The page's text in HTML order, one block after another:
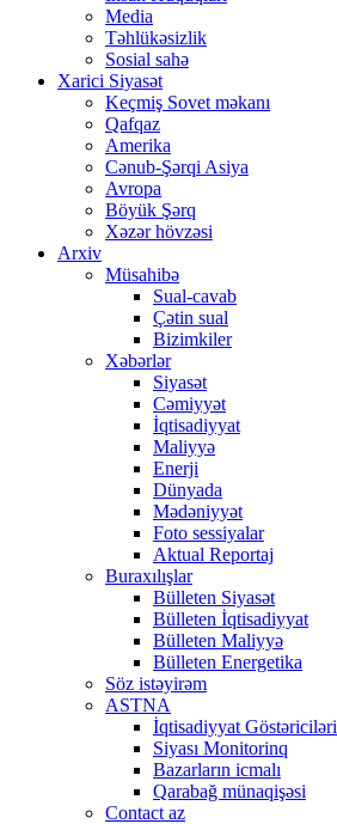
Media
Təhlükəsizlik
Sosial sahə
Xarici Siyasət
Keçmiş Sovet məkanı
Qafqaz
Amerika
Cənub-Şərqi Asiya
Avropa
Böyük Şərq
Xəzər hövzəsi
Arxiv
Müsahibə
Sual-cavab
Çətin sual
Bizimkiler
Xəbərlər
Siyasət
Cəmiyyət
İqtisadiyyat
Maliyyə
Enerji
Dünyada
Mədəniyyət
Foto sessiyalar
Aktual Reportaj
Buraxılışlar
Bülleten Siyasət
Bülleten İqtisadiyyat
Bülleten Maliyyə
Bülleten Energetika
Söz istəyirəm
ASTNA
İqtisadiyyat Göstəriciləri
Siyası Monitorinq
Bazarların icmalı
Qarabağ münaqişəsi
Contact az